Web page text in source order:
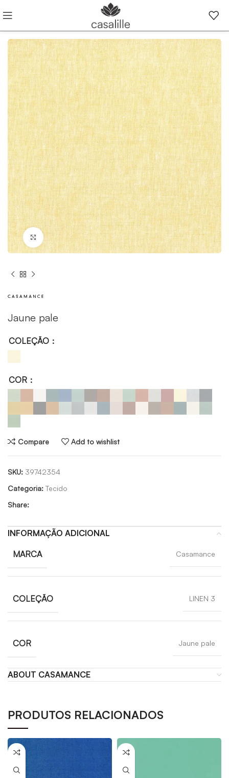
Click to enlarge
Jaune pale
COLEÇÃO
COR
Compare Add to wishlist
SKU: 39742354
Categoria: Tecido
Share:
INFORMAÇÃO ADICIONAL
MARCA Casamance
COLEÇÃO LINEN 3
COR Jaune pale
ABOUT CASAMANCE
PRODUTOS RELACIONADOS